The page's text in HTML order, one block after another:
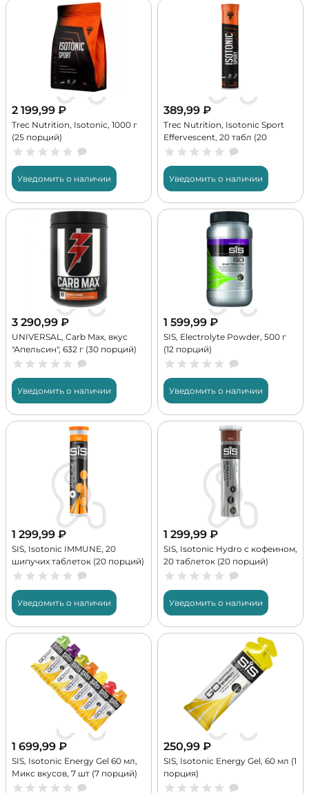
2 199,99 ₽
Trec Nutrition, Isotonic, 1000 г
(25 порций)
Уведомить о наличии
389,99 ₽
Trec Nutrition, Isotonic Sport
Effervescent, 20 табл (20
порций)
Уведомить о наличии
3 290,99 ₽
UNIVERSAL, Carb Max, вкус
"Апельсин", 632 г (30 порций)
Уведомить о наличии
1 599,99 ₽
SIS, Electrolyte Powder, 500 г
(12 порций)
Уведомить о наличии
1 299,99 ₽
SIS, Isotonic IMMUNE, 20
шипучих таблеток (20 порций)
Уведомить о наличии
1 299,99 ₽
SIS, Isotonic Hydro с кофеином,
20 таблеток (20 порций)
Уведомить о наличии
1 699,99 ₽
SIS, Isotonic Energy Gel 60 мл,
Микс вкусов, 7 шт (7 порций)
250,99 ₽
SIS, Isotonic Energy Gel, 60 мл (1
порция)